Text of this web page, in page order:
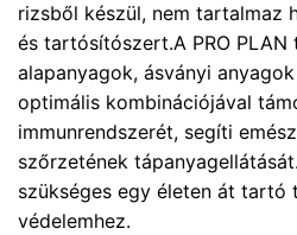
rizsből készül, nem tartalmaz
és tartósítószert.A PRO PLAN
alapanyagok, ásványi
optimális kombinációjával
immunrendszerét, segíti
szőrzetének
szükséges egy életen át tartó
védelemhez.